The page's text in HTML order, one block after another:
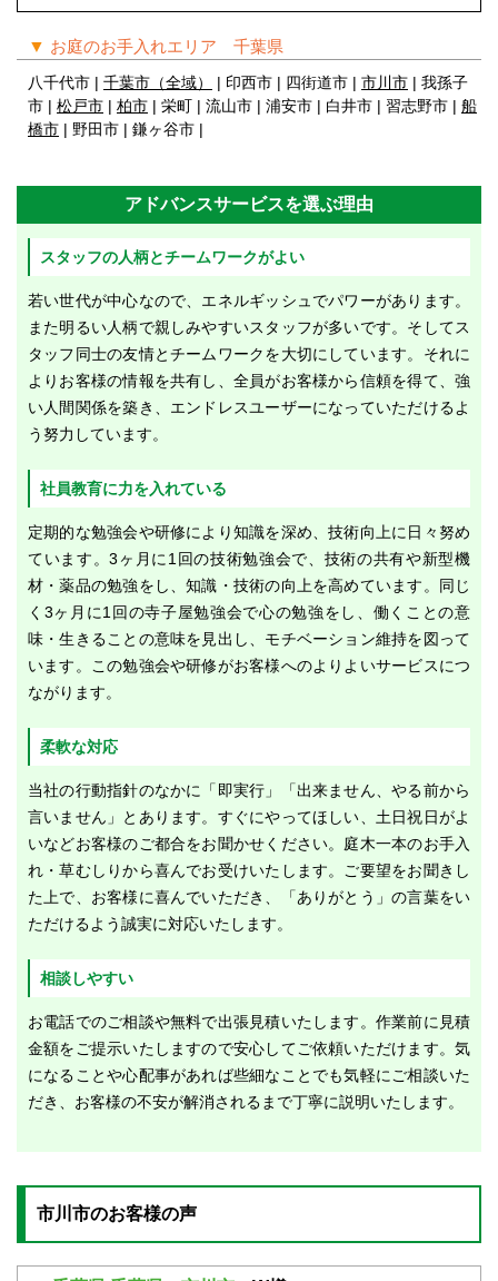
▼ お庭のお手入れエリア 千葉県
八千代市 | 千葉市（全域） | 印西市 | 四街道市 | 市川市 | 我孫子
市 | 松戸市 | 柏市 | 栄町 | 流山市 | 浦安市 | 白井市 | 習志野市 | 船
橋市 | 野田市 | 鎌ヶ谷市 |
アドバンスサービスを選ぶ理由
スタッフの人柄とチームワークがよい
若い世代が中心なので、エネルギッシュでパワーがあります。
また明るい人柄で親しみやすいスタッフが多いです。そしてス
タッフ同士の友情とチームワークを大切にしています。それに
よりお客様の情報を共有し、全員がお客様から信頼を得て、強
い人間関係を築き、エンドレスユーザーになっていただけるよ
う努力しています。
社員教育に力を入れている
定期的な勉強会や研修により知識を深め、技術向上に日々努め
ています。3ヶ月に1回の技術勉強会で、技術の共有や新型機
材・薬品の勉強をし、知識・技術の向上を高めています。同じ
く3ヶ月に1回の寺子屋勉強会で心の勉強をし、働くことの意
味・生きることの意味を見出し、モチベーション維持を図って
います。この勉強会や研修がお客様へのよりよいサービスにつ
ながります。
柔軟な対応
当社の行動指針のなかに「即実行」「出来ません、やる前から
言いません」とあります。すぐにやってほしい、土日祝日がよ
いなどお客様のご都合をお聞かせください。庭木一本のお手入
れ・草むしりから喜んでお受けいたします。ご要望をお聞きし
た上で、お客様に喜んでいただき、「ありがとう」の言葉をい
ただけるよう誠実に対応いたします。
相談しやすい
お電話でのご相談や無料で出張見積いたします。作業前に見積
金額をご提示いたしますので安心してご依頼いただけます。気
になることや心配事があれば些細なことでも気軽にご相談いた
だき、お客様の不安が解消されるまで丁寧に説明いたします。
市川市のお客様の声